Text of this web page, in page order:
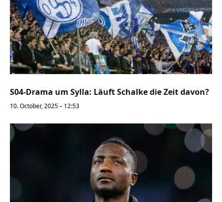
S04-Drama um Sylla: Läuft Schalke die Zeit davon?
10. October, 2025 – 12:53